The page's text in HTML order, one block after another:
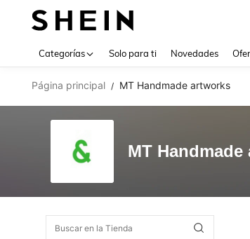
Categorías Solo para ti Novedades
Página principal / MT Handmade artworks
MT